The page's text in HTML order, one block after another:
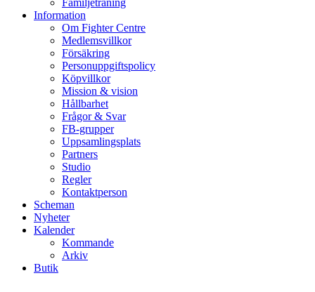
Familjeträning
Information
Om Fighter Centre
Medlemsvillkor
Försäkring
Personuppgiftspolicy
Köpvillkor
Mission & vision
Hållbarhet
Frågor & Svar
FB-grupper
Uppsamlingsplats
Partners
Studio
Regler
Kontaktperson
Scheman
Nyheter
Kalender
Kommande
Arkiv
Butik